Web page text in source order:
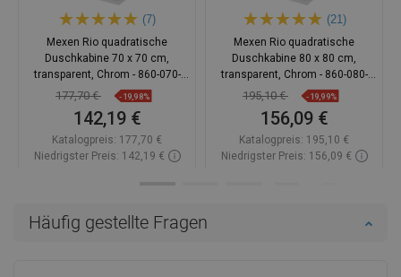
Häufig gestellte Fragen
(7)
Mexen Rio quadratische
Duschkabine 70 x 70 cm,
transparent, Chrom - 860-070-
070-01-00
177,70 € -19,98%
142,19 €
Katalogpreis: 177,70 €
Niedrigster Preis: 142,19 €
(21)
Mexen Rio quadratische
Duschkabine 80 x 80 cm,
transparent, Chrom - 860-080-
080-01-00
195,10 € -19,99%
156,09 €
Katalogpreis: 195,10 €
Niedrigster Preis: 156,09 €